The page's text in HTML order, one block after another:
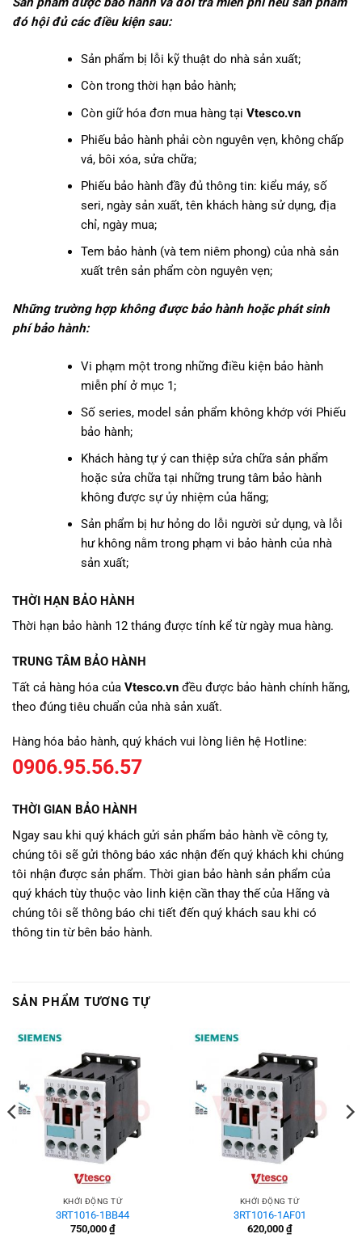
đó hội đủ các điều kiện sau:
Sản phẩm bị lỗi kỹ thuật do nhà sản xuất;
Còn trong thời hạn bảo hành;
Còn giữ hóa đơn mua hàng tạiVtesco.vn
Phiếu bảo hành phải còn nguyên vẹn, không chấp
vá, bôi xóa, sửa chữa;
Phiếu bảo hành đầy đủ thông tin: kiểu máy, số
seri, ngày sản xuất, tên khách hàng sử dụng, địa
chỉ, ngày mua;
Tem bảo hành (và tem niêm phong) của nhà sản
xuất trên sản phẩm còn nguyên vẹn;
Những trường hợp không được bảo hành hoặc phát sinh
phí bảo hành:
Vi phạm một trong những điều kiện bảo hành
miễn phí ở mục 1;
Số series, model sản phẩm không khớp với Phiếu
bảo hành;
Khách hàng tự ý can thiệp sửa chữa sản phẩm
hoặc sửa chữa tại những trung tâm bảo hành
không được sự ủy nhiệm của hãng;
Sản phẩm bị hư hỏng do lỗi người sử dụng, và lỗi
hư không nằm trong phạm vi bảo hành của nhà
sản xuất;
THỜI HẠN BẢO HÀNH
Thời hạn bảo hành 12 tháng được tính kể từ ngày mua hàng.
TRUNG TÂM BẢO HÀNH
Tất cả hàng hóa của Vtesco.vn đều được bảo hành chính hãng,
theo đúng tiêu chuẩn của nhà sản xuất.
Hàng hóa bảo hành, quý khách vui lòng liên hệ Hotline:
0906.95.56.57
THỜI GIAN BẢO HÀNH
Ngay sau khi quý khách gửi sản phẩm bảo hành về công ty,
chúng tôi sẽ gửi thông báo xác nhận đến quý khách khi chúng
tôi nhận được sản phẩm. Thời gian bảo hành sản phẩm của
quý khách tùy thuộc vào linh kiện cần thay thế của Hãng và
chúng tôi sẽ thông báo chi tiết đến quý khách sau khi có
thông tin từ bên bảo hành.
SẢN PHẨM TƯƠNG TỰ
KHỞI ĐỘNG TỪ
3RT1016-1BB44
750,000 ₫
KHỞI ĐỘNG TỪ
3RT1016-1AF01
620,000 ₫